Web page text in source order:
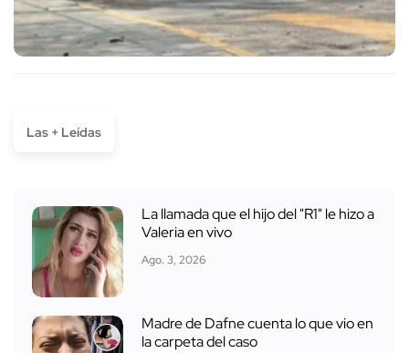
Las + Leídas
La llamada que el hijo del "R1" le hizo a
Valeria en vivo
Ago. 3, 2026
Madre de Dafne cuenta lo que vio en
la carpeta del caso